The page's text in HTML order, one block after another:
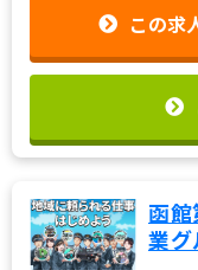
この求
函
業グ